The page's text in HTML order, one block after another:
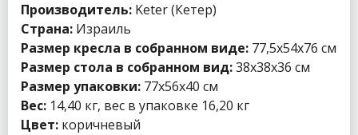
Производитель: Keter (Кетер)
Страна: Израиль
Размер кресла в собранном виде: 77,5x54x76 см
Размер стола в собранном вид:38x38x36 см
Размер упаковки: 77x56x40 см
Вес: 14,40 кг, вес в упаковке 16,20 кг
Цвет: коричневый